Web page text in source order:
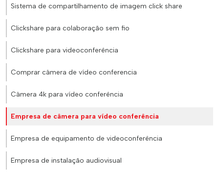
Sistema de compartilhamento de imagem click share
Clickshare para colaboração sem fio
Clickshare para videoconferência
Comprar câmera de vídeo conferencia
Câmera 4k para vídeo conferência
Empresa de câmera para vídeo conferência
Empresa de equipamento de videoconferência
Empresa de instalação audiovisual